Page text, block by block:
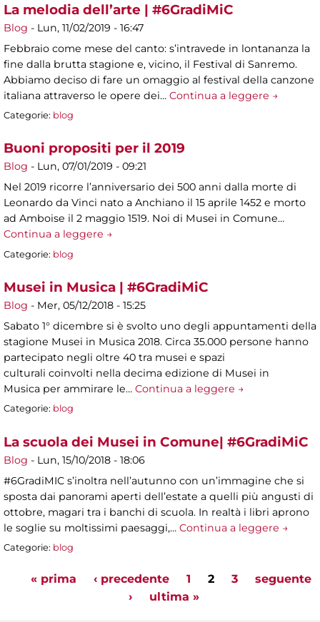
La melodia dell’arte | #6GradiMiC
Blog - Lun, 11/02/2019 - 16:47
Febbraio come mese del canto: s’intravede in lontananza la
fine dalla brutta stagione e, vicino, il Festival di Sanremo.
Abbiamo deciso di fare un omaggio al festival della canzone
italiana attraverso le opere dei… Continua a leggere →
Categorie: blog
Buoni propositi per il 2019
Blog - Lun, 07/01/2019 - 09:21
Nel 2019 ricorre l’anniversario dei 500 anni dalla morte di
Leonardo da Vinci nato a Anchiano il 15 aprile 1452 e morto
ad Amboise il 2 maggio 1519. Noi di Musei in Comune…
Continua a leggere →
Categorie: blog
Musei in Musica | #6GradiMiC
Blog - Mer, 05/12/2018 - 15:25
Sabato 1° dicembre si è svolto uno degli appuntamenti della
stagione Musei in Musica 2018. Circa 35.000 persone hanno
partecipato negli oltre 40 tra musei e spazi
culturali coinvolti nella decima edizione di Musei in
Musica per ammirare le… Continua a leggere →
Categorie: blog
La scuola dei Musei in Comune| #6GradiMiC
Blog - Lun, 15/10/2018 - 18:06
#6GradiMIC s’inoltra nell’autunno con un’immagine che si
sposta dai panorami aperti dell’estate a quelli più angusti di
ottobre, magari tra i banchi di scuola. In realtà i libri aprono
le soglie su moltissimi paesaggi,… Continua a leggere →
Categorie: blog
Pagine
« prima ‹ precedente 1 2 3
seguente
›
ultima »